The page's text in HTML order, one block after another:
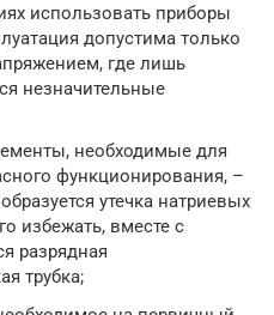
использовать приборы
допустима только
где лишь
незначительные
необходимые для
функционирования, –
утечка натриевых
избежать, вместе с
разрядная
трубка;